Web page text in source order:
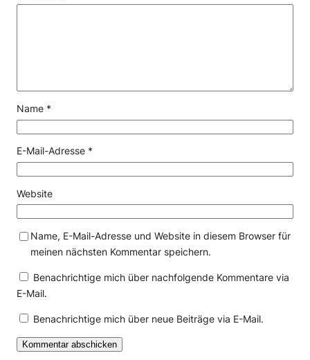
Name *
E-Mail-Adresse *
Website
Name, E-Mail-Adresse und Website in diesem Browser für
meinen nächsten Kommentar speichern.
Benachrichtige mich über nachfolgende Kommentare via
E-Mail.
Benachrichtige mich über neue Beiträge via E-Mail.